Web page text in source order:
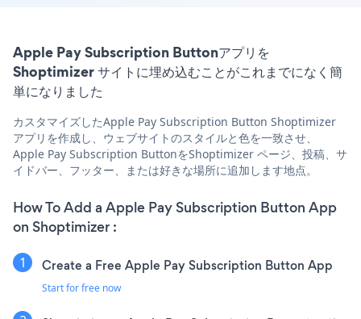
Apple Pay Subscription Buttonアプリを
Shoptimizer サイトに埋め込むことがこれまでになく簡
単になりました
カスタマイズしたApple Pay Subscription Button Shoptimizer
アプリを作成し、ウェブサイトのスタイルと色を一致させ、
Apple Pay Subscription ButtonをShoptimizer ページ、投稿、サ
イドバー、フッター、または好きな場所に追加します地点。
How To Add a Apple Pay Subscription Button App
on Shoptimizer :
Create a Free Apple Pay Subscription Button App
Start for free now